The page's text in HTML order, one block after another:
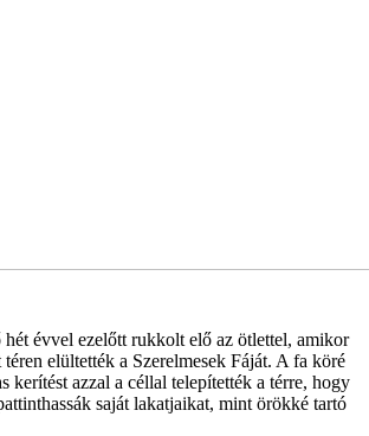
hét évvel ezelőtt rukkolt elő az ötlettel, amikor
téren elültették a Szerelmesek Fáját. A fa köré
kerítést azzal a céllal telepítették a térre, hogy
saját lakatjaikat, mint örökké tartó